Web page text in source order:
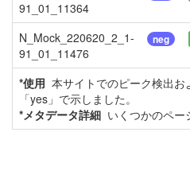
91_01_11364
N_Mock_220620_2_1-
91_01_11476
neg
*使用 本サイトでのピーク検出
「yes」で示しました。
*メタデータ詳細 いくつかのペー